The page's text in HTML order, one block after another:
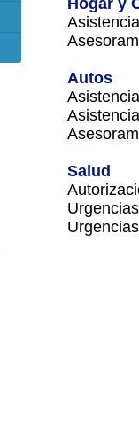
Hogar y
Autos
Salud